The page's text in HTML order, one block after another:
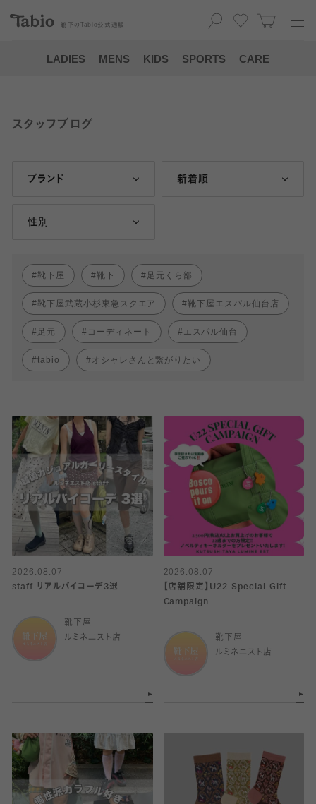
靴下の Tabio 公式通販
LADIES MENS KIDS SPORTS CARE
スタッフブログ
ブランド 新着順
性別
靴下屋 靴下 足元くら部
靴下屋武蔵小杉東急スクエア 靴下屋エスパル仙台店
足元 コーディネート エスパル仙台
tabio オシャレさんと繋がりたい
2026.08.07
staff リアルバイコーデ3選
靴下屋
ルミネエスト店
2026.08.07
【店舗限定】U22 Special Gift
Campaign
靴下屋
ルミネエスト店